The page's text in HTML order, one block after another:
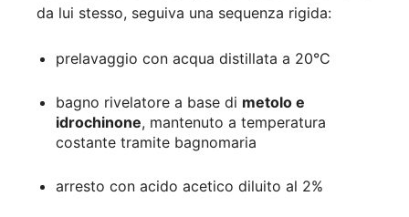
da lui stesso, seguiva una sequenza rigida:
prelavaggio con acqua distillata a 20°C
bagno rivelatore a base di metolo e
idrochinone, mantenuto a temperatura
costante tramite bagnomaria
arresto con acido acetico diluito al 2%